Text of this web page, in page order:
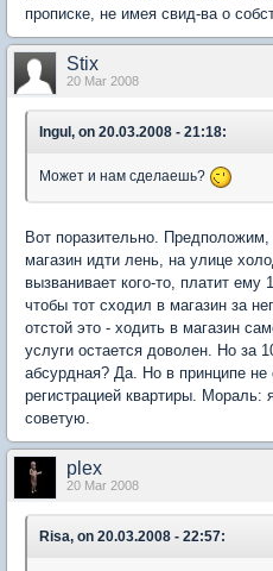
прописке, не имея свид-ва о
Stix
20 Mar 2008
Ingul, on 20.03.2008 - 21:18:
Может и нам сделаешь?
Вот поразительно.
магазин идти лень, на улице
вызванивает кого-то, платит ему
чтобы тот сходил в магазин за
отстой это - ходить в магазин
услуги остается доволен. Но за
абсурдная? Да. Но в принципе не
регистрацией квартиры. Мораль:
советую.
plex
20 Mar 2008
Risa, on 20.03.2008 - 22:57: